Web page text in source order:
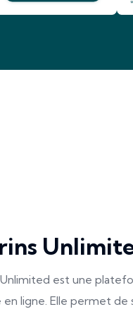
Unlimited est une
en ligne. Elle permet